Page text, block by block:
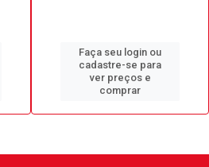
Faça seu login ou
cadastre-se para
ver preços e
comprar